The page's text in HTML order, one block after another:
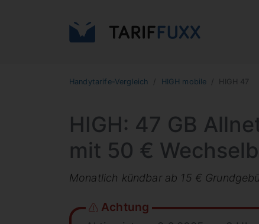
Handytarife-Vergleich HIGH mobile HIGH 47
HIGH: 47 GB
mit 50 €
Monatlich kündbar ab 15 €
Achtung